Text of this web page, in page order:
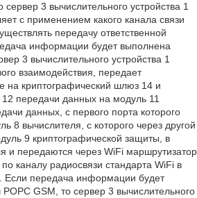
3 вычислительного устройства 1
с применением какого канала связи
передачу ответственной
информации будет выполнена
3 вычислительного устройства 1
взаимодействия, передает
криптографический шлюз 14 и
12 передачи данных на модуль 11
данных, с первого порта которого
8 вычислителя, с которого через другой
9 криптографической защиты, в
и передаются через WiFi маршрутизатор
каналу радиосвязи стандарта WiFi в
Если передача информации будет
РОРС GSM, то сервер 3 вычислительного